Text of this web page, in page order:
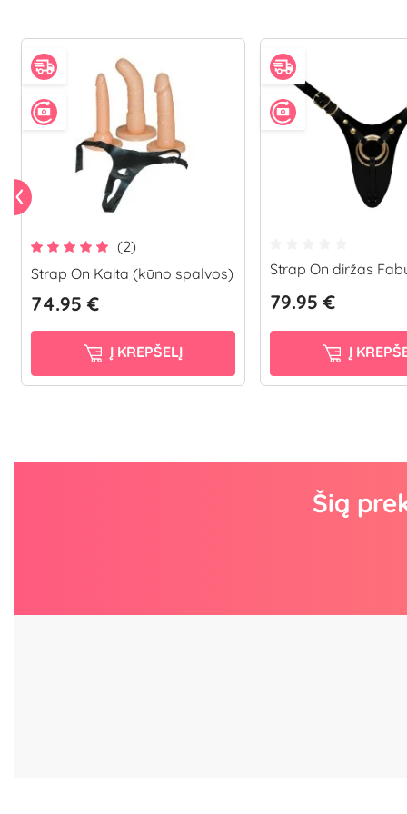
(2)
Strap On Kaita (kūno spalvos)
74.95 €
Į KREPŠELĮ
Strap On diržas
79.95 €
Į
Šią